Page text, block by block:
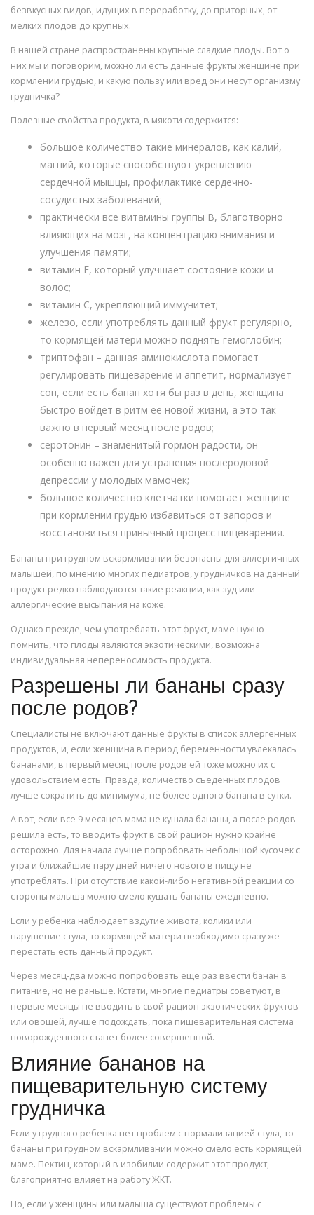
безвкусных видов, идущих в переработку, до приторных, от
мелких плодов до крупных.
В нашей стране распространены крупные сладкие плоды. Вот о
них мы и поговорим, можно ли есть данные фрукты женщине при
кормлении грудью, и какую пользу или вред они несут организму
грудничка?
Полезные свойства продукта, в мякоти содержится:
большое количество такие минералов, как калий,
магний, которые способствуют укреплению
сердечной мышцы, профилактике сердечно-
сосудистых заболеваний;
практически все витамины группы B, благотворно
влияющих на мозг, на концентрацию внимания и
улучшения памяти;
витамин E, который улучшает состояние кожи и
волос;
витамин C, укрепляющий иммунитет;
железо, если употреблять данный фрукт регулярно,
то кормящей матери можно поднять гемоглобин;
триптофан – данная аминокислота помогает
регулировать пищеварение и аппетит, нормализует
сон, если есть банан хотя бы раз в день, женщина
быстро войдет в ритм ее новой жизни, а это так
важно в первый месяц после родов;
серотонин – знаменитый гормон радости, он
особенно важен для устранения послеродовой
депрессии у молодых мамочек;
большое количество клетчатки помогает женщине
при кормлении грудью избавиться от запоров и
восстановиться привычный процесс пищеварения.
Бананы при грудном вскармливании безопасны для аллергичных
малышей, по мнению многих педиатров, у грудничков на данный
продукт редко наблюдаются такие реакции, как зуд или
аллергические высыпания на коже.
Однако прежде, чем употреблять этот фрукт, маме нужно
помнить, что плоды являются экзотическими, возможна
индивидуальная непереносимость продукта.
Разрешены ли бананы сразу
после родов?
Специалисты не включают данные фрукты в список аллергенных
продуктов, и, если женщина в период беременности увлекалась
бананами, в первый месяц после родов ей тоже можно их с
удовольствием есть. Правда, количество съеденных плодов
лучше сократить до минимума, не более одного банана в сутки.
А вот, если все 9 месяцев мама не кушала бананы, а после родов
решила есть, то вводить фрукт в свой рацион нужно крайне
осторожно. Для начала лучше попробовать небольшой кусочек с
утра и ближайшие пару дней ничего нового в пищу не
употреблять. При отсутствие какой-либо негативной реакции со
стороны малыша можно смело кушать бананы ежедневно.
Если у ребенка наблюдает вздутие живота, колики или
нарушение стула, то кормящей матери необходимо сразу же
перестать есть данный продукт.
Через месяц-два можно попробовать еще раз ввести банан в
питание, но не раньше. Кстати, многие педиатры советуют, в
первые месяцы не вводить в свой рацион экзотических фруктов
или овощей, лучше подождать, пока пищеварительная система
новорожденного станет более совершенной.
Влияние бананов на
пищеварительную систему
грудничка
Если у грудного ребенка нет проблем с нормализацией стула, то
бананы при грудном вскармливании можно смело есть кормящей
маме. Пектин, который в изобилии содержит этот продукт,
благоприятно влияет на работу ЖКТ.
Но, если у женщины или малыша существуют проблемы с